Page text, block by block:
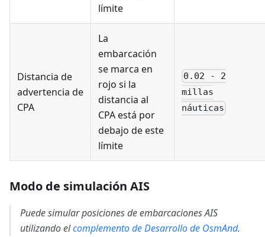
límite
Distancia de
advertencia de
CPA
La
embarcación
se marca en
rojo si la
distancia al
CPA está por
debajo de este
límite
0.02 - 2
millas
náuticas
Modo de simulación AIS
Puede simular posiciones de embarcaciones AIS
utilizando elcomplemento de Desarrollo de OsmAnd.